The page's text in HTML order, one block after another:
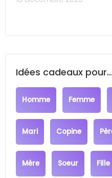
Idées cadeaux pour...
Homme Femme
Mari Copine
Mère Soeur Fille